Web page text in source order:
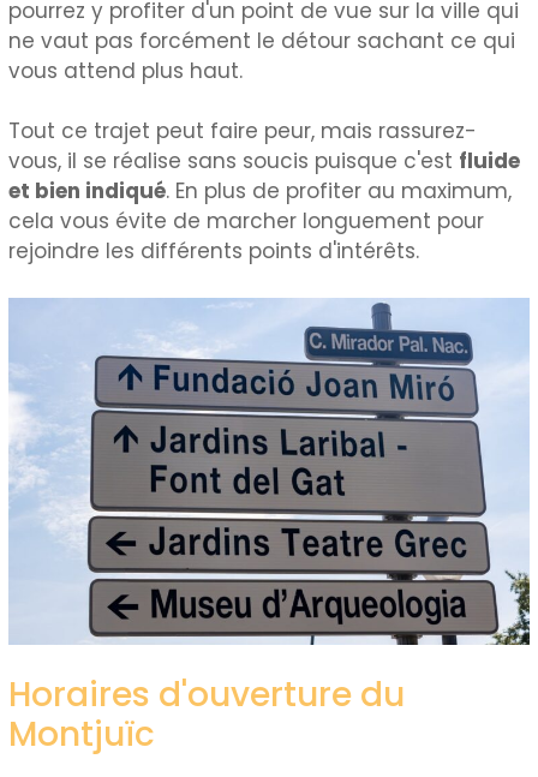
pourrez y profiter d'un point de vue sur la ville qui
ne vaut pas forcément le détour sachant ce qui
vous attend plus haut.
Tout ce trajet peut faire peur, mais rassurez-
vous, il se réalise sans soucis puisque c'est fluide
et bien indiqué. En plus de profiter au maximum,
cela vous évite de marcher longuement pour
rejoindre les différents points d'intérêts.
Horaires d'ouverture du
Montjuïc